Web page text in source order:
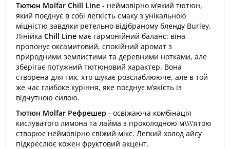
Тютюн Molfar Chill Line - неймовірно м’який тютюн,
який поєднує в собі легкість смаку з унікальною
міцністю завдяки ретельно відібраному бленду Burley.
Лінійка Chill Line має гармонійний баланс: віна
пропонує оксамитовий, спокійний аромат з
природними землистими та деревними нотками, але
зберігає потужний тютюновий характер. Вона
створена для тих, хто шукає розслаблююче, але в той
же час глибоке куріння, яке поєднує м’якість із
відчутною силою.
Тютюн Molfar Рефрешер - освіжаюча комбінація
кислуватого лимона та лайма з прохолодною м\\\'ятою
створює неймовірно свіжий мікс. Легкий холод айсу
підкреслює кожен фруктовий акцент.